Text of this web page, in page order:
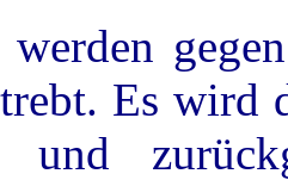
werden
Es wird
und